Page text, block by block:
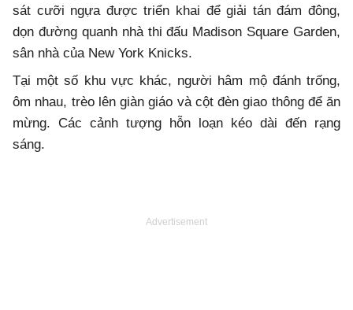
sát cưỡi ngựa được triển khai để giải tán đám đông,
dọn đường quanh nhà thi đấu Madison Square Garden,
sân nhà của New York Knicks.
Tại một số khu vực khác, người hâm mộ đánh trống,
ôm nhau, trèo lên giàn giáo và cột đèn giao thông để ăn
mừng. Các cảnh tượng hỗn loạn kéo dài đến rạng
sáng.
Advertisement